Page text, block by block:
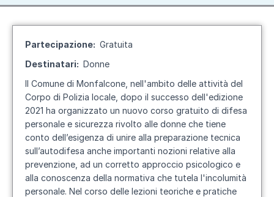
Partecipazione
Gratuita
Destinatari
Donne
Il Comune di Monfalcone, nell'ambito delle attività del
Corpo di Polizia locale, dopo il successo dell'edizione
2021 ha organizzato un nuovo corso gratuito di difesa
personale e sicurezza rivolto alle donne che tiene
conto dell’esigenza di unire alla preparazione tecnica
sull’autodifesa anche importanti nozioni relative alla
prevenzione, ad un corretto approccio psicologico e
alla conoscenza della normativa che tutela l'incolumità
personale. Nel corso delle lezioni teoriche e pratiche